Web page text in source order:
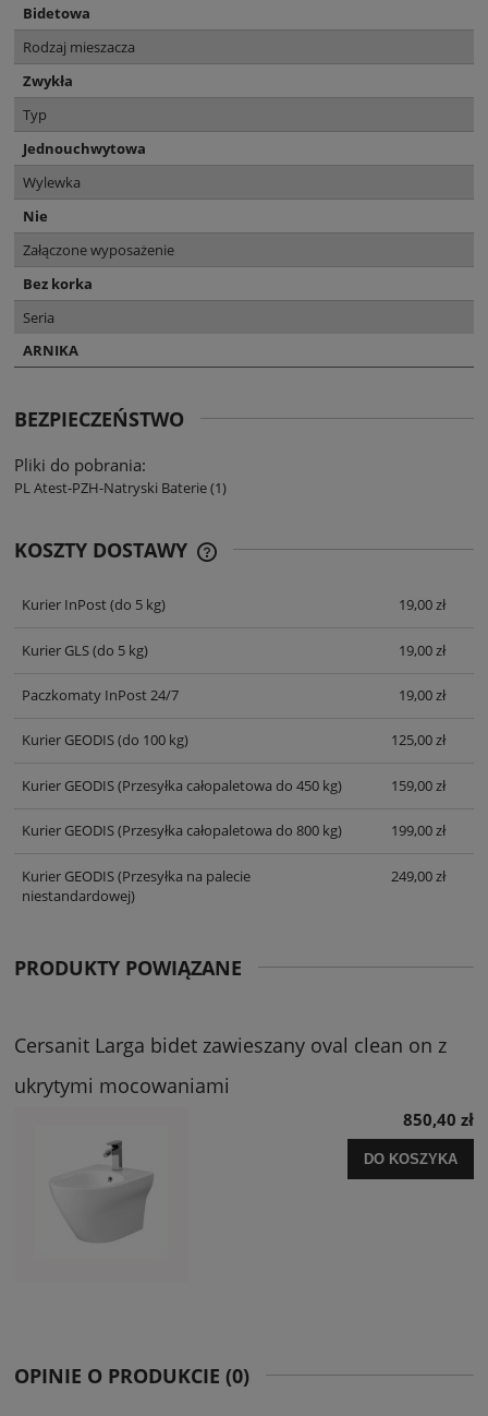
Bidetowa
Rodzaj mieszacza
Zwykła
Typ
Jednouchwytowa
Wylewka
Nie
Załączone wyposażenie
Bez korka
Seria
ARNIKA
BEZPIECZEŃSTWO
Pliki do pobrania:
PL Atest-PZH-Natryski Baterie (1)
KOSZTY DOSTAWY
Kurier InPost(do 5 kg) 19,00 zł
Kurier GLS(do 5 kg) 19,00 zł
Paczkomaty InPost 24/7 19,00 zł
Kurier GEODIS(do 100 kg) 125,00 zł
Kurier GEODIS(Przesyłka całopaletowa do 450 kg) 159,00 zł
Kurier GEODIS(Przesyłka całopaletowa do 800 kg) 199,00 zł
Kurier GEODIS(Przesyłka na palecie
niestandardowej)
249,00 zł
PRODUKTY POWIĄZANE
Cersanit Larga bidet zawieszany oval clean on z
ukrytymi mocowaniami
850,40 zł
DO KOSZYKA
OPINIE O PRODUKCIE (0)